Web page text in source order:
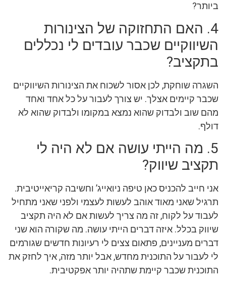
ביותר?
4. האם התחזוקה של הצינורות
השיווקיים שכבר עובדים לי נכללים
בתקציב?
השגרה שוחקת, לכן אסור לשכוח את הצינורות השיווקיים
שכבר קיימים אצלך. יש צורך לעבור על כל אחד ואחד
מהם שוב ולבדוק שהוא נמצא במקומו ולבדוק שהוא לא
דולף.
5. מה הייתי עושה אם לא היה לי
תקציב שיווק?
אני חייב להכניס כאן טיפה ניואייג’ וחשיבה קריאייטיבית.
תרגיל שאני מאוד אוהב לעשות לעצמי ולפני שאני מתחיל
לעבוד על לקוח, זה מה צריך לעשות אם לא היה תקציב
שיווק בכלל. איזה דברים הייתי עושה. מה שקורה הוא שני
דברים מעניינים, פתאום צצים לי רעיונות חדשים שגורמים
לי לעבור על התוכנית מחדש, אבל יותר מזה, איך לחזק את
התוכנית שכבר קיימת שתהיה יותר אפקטיבית.